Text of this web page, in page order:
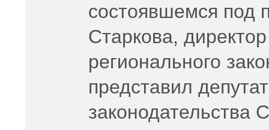
состоявшемся под
Старкова,
регионального
представил
законодательства